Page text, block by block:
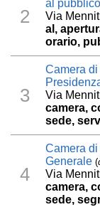
2
al pubblico
Via
al,
orario,
3
Camera
Via
camera,
sede,
4
Camera
Generale (
Via
camera,
sede,